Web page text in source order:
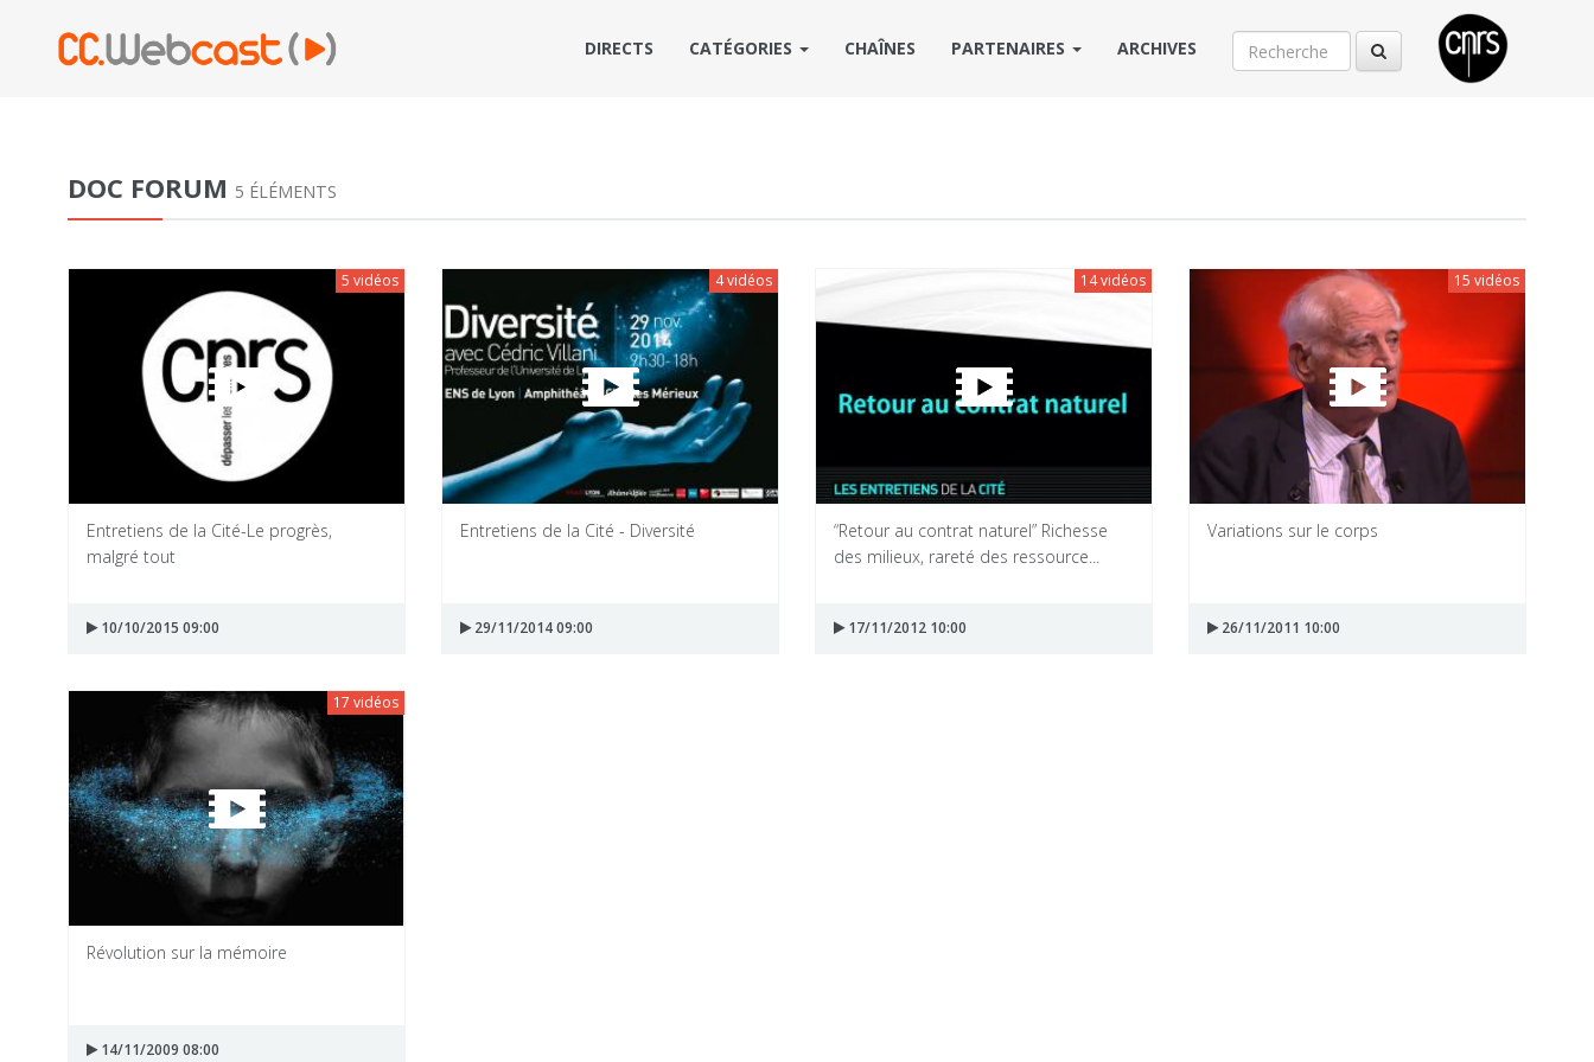
DIRECTS CATÉGORIES CHAÎNES PARTENAIRES ARCHIVES
DOC FORUM 5 ÉLÉMENTS
5 vidéos
Entretiens de la Cité-Le progrès,
malgré tout
10/10/2015 09:00
4 vidéos
Entretiens de la Cité - Diversité
29/11/2014 09:00
14 vidéos
“Retour au contrat naturel” Richesse
des milieux, rareté des ressource...
17/11/2012 10:00
15 vidéos
Variations sur le corps
26/11/2011 10:00
17 vidéos
Révolution sur la mémoire
14/11/2009 08:00